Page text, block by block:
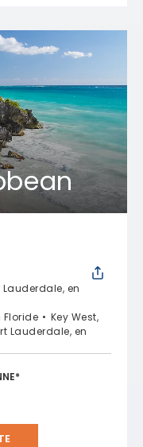
Lauderdale, en
Floride
Key West,
Lauderdale, en